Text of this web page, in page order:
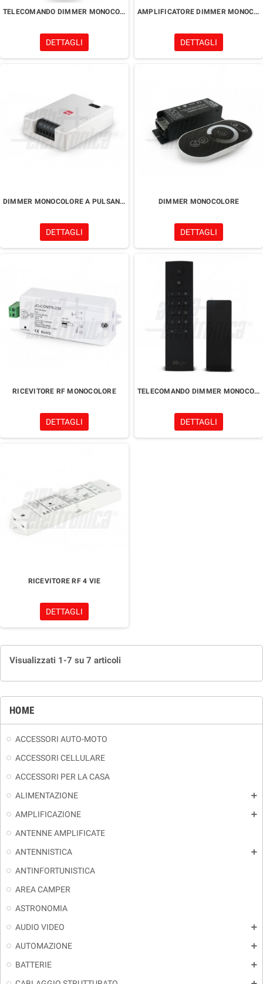
HOME
ACCESSORI AUTO-MOTO
ACCESSORI CELLULARE
ACCESSORI PER LA CASA
ALIMENTAZIONE
add
AMPLIFICAZIONE add
ANTENNE AMPLIFICATE
ANTENNISTICA
add
ANTINFORTUNISTICA
AREA CAMPER
ASTRONOMIA
AUDIO VIDEO
add
AUTOMAZIONE add
BATTERIE add
TELECOMANDO DIMMER MONOCOLORE
DETTAGLI
AMPLIFICATORE DIMMER MONOCOLORE
DETTAGLI
DIMMER MONOCOLORE A PULSANTE
DETTAGLI
DIMMER MONOCOLORE
DETTAGLI
RICEVITORE RF MONOCOLORE
DETTAGLI
TELECOMANDO DIMMER MONOCOLORE 4 VIE
DETTAGLI
RICEVITORE RF 4 VIE
DETTAGLI
Visualizzati 1-7 su 7 articoli